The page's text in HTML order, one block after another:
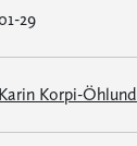
29
Korpi-Öhlund